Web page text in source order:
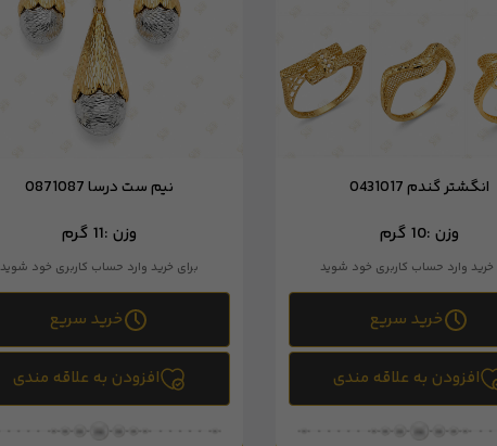
انگشتر گندم 0431017
وزن :10 گرم
خرید وارد حساب کاربری خود شوید
خرید سریع
افزودن به علاقه مندی
نیم ست درسا 0871087
وزن :11 گرم
برای خرید وارد حساب کاربری خود شوید
خرید سریع
افزودن به علاقه مندی